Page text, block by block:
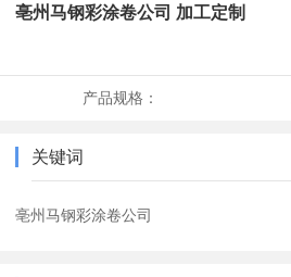
亳州马钢彩涂卷公司 加工定制
产品规格：
关键词
亳州马钢彩涂卷公司